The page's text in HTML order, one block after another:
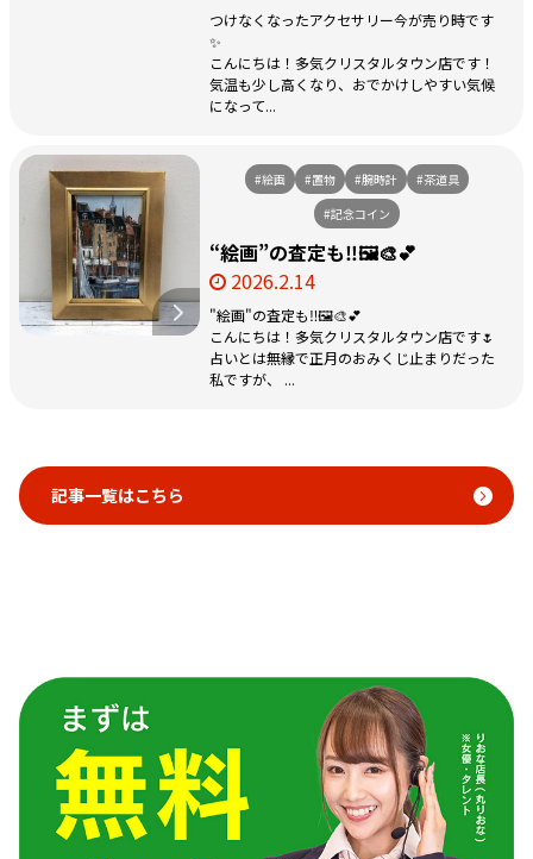
つけなくなったアクセサリー今が売り時です
✨
こんにちは！多気クリスタルタウン店です！
気温も少し高くなり、おでかけしやすい気候
になって...
#絵画 #置物 #腕時計
#茶道具
#記念コイン
“絵画”の査定も‼️🖼️🎨💕
2026.2.14
"絵画"の査定も‼️🖼️🎨💕
こんにちは！多気クリスタルタウン店です🌷
占いとは無縁で正月のおみくじ止まりだった
私ですが、 ...
記事一覧はこちら